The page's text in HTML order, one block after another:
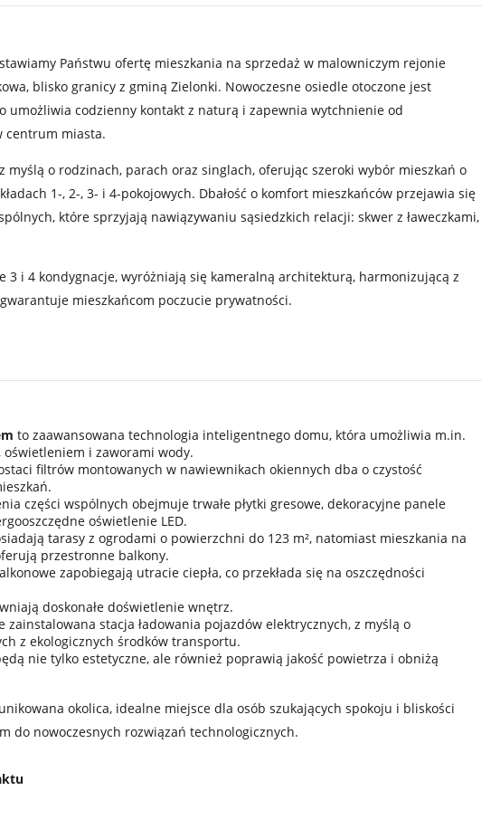
Państwu ofertę mieszkania na sprzedaż w malowniczym rejonie
blisko granicy z gminą Zielonki. Nowoczesne osiedle otoczone jest
umożliwia codzienny kontakt z naturą i zapewnia wytchnienie od
centrum miasta.
myślą o rodzinach, parach oraz singlach, oferując szeroki wybór mieszkań o
1-, 2-, 3- i 4-pokojowych. Dbałość o komfort mieszkańców przejawia się
które sprzyjają nawiązywaniu sąsiedzkich relacji: skwer z ławeczkami,
i 4 kondygnacje, wyróżniają się kameralną architekturą, harmonizującą z
mieszkańcom poczucie prywatności.
to zaawansowana technologia inteligentnego domu, która umożliwia m.in.
i zaworami wody.
filtrów montowanych w nawiewnikach okiennych dba o czystość
części wspólnych obejmuje trwałe płytki gresowe, dekoracyjne panele
oświetlenie LED.
tarasy z ogrodami o powierzchni do 123 m², natomiast mieszkania na
przestronne balkony.
zapobiegają utracie ciepła, co przekłada się na oszczędności
doskonałe doświetlenie wnętrz.
zainstalowana stacja ładowania pojazdów elektrycznych, z myślą o
z ekologicznych środków transportu.
nie tylko estetyczne, ale również poprawią jakość powietrza i obniżą
okolica, idealne miejsce dla osób szukających spokoju i bliskości
do nowoczesnych rozwiązań technologicznych.